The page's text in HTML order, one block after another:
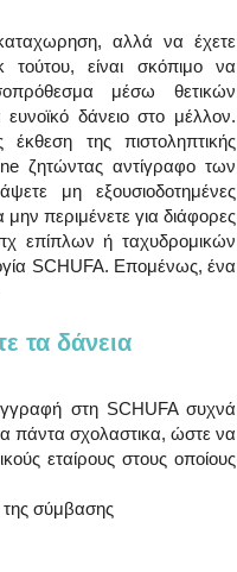
αλλά να έχετε
είναι σκόπιμο να
μέσω θετικών
δάνειο στο μέλλον.
της πιστοληπτικής
ζητώντας αντίγραφο των
μη εξουσιοδοτημένες
περιμένετε για διάφορες
επίπλων ή ταχυδρομικών
SCHUFA. Επομένως, ένα
τα δάνεια
στη SCHUFA συχνά
πάντα σχολαστικα, ώστε να
εταίρους στους οποίους
της σύμβασης